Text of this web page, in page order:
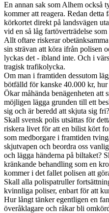
En annan sak som Alhem också
kommer att reagera. Redan detta
körkortet direkt på landsvägen
vid en så låg fartöverträdelse
Allt oftare riskerar
sin strävan att köra ifrån polisen
lyckas det - ibland inte. Och i
tragisk trafikolycka.
Om man i framtiden dessutom
bötfälld för kanske 40.000 kr, hur
Ökar måhända benägenheten att
möjligen lägga grunden till ett
sig och är beredd att skjuta sig fri?
Skall svensk polis utsättas för
riskera livet för att en bilist kört
som medborgare i framtiden
skjutvapen och beordra oss
och lägga händerna på biltaket?
kränkande behandling som en
kommer i det fallet polisen att
Skall alla polispatruller
kvinnliga poliser, enbart för att
Hur långt tänker egentligen en
överåklagare och råkar bli